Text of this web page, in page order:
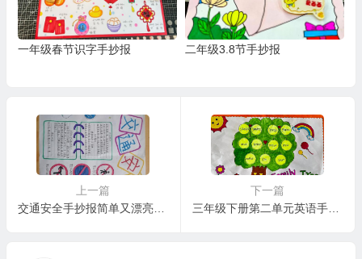
一年级春节识字手抄报 二年级3.8节手抄报
上一篇
交通安全手抄报简单又漂亮三年级
下一篇
三年级下册第二单元英语手抄报